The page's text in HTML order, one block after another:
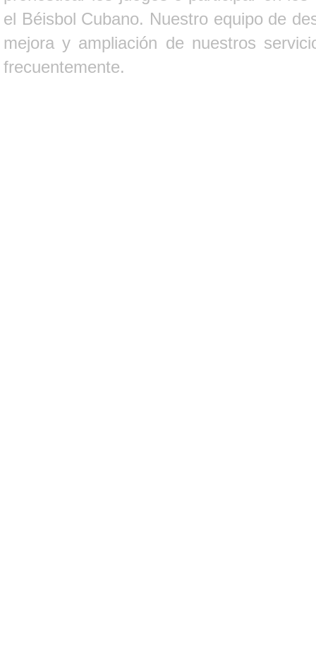
el Béisbol Cubano. Nuestro equipo de
mejora y ampliación de nuestros
frecuentemente.